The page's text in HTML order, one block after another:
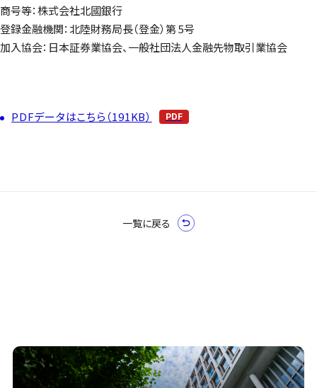
商号等：株式会社北國銀行
登録金融機関：北陸財務局長（登金）第 5号
加入協会：日本証券業協会、一般社団法人金融先物取引業協会
PDFデータはこちら（191KB）
一覧に戻る